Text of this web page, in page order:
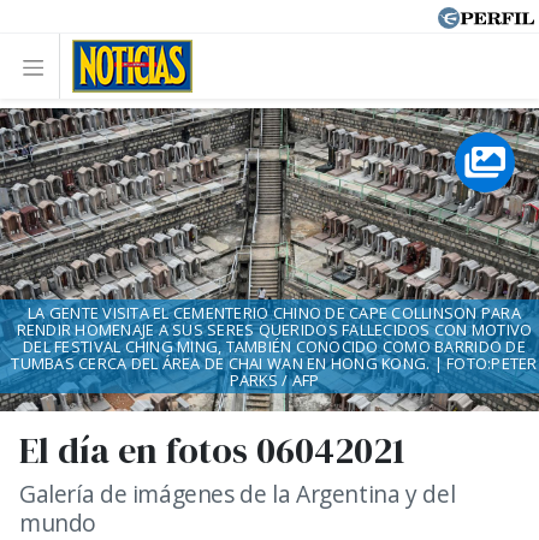
El día en fotos 06042021
Galería de imágenes de la Argentina y del
mundo
LA GENTE VISITA EL CEMENTERIO CHINO DE CAPE COLLINSON PARA
RENDIR HOMENAJE A SUS SERES QUERIDOS FALLECIDOS CON MOTIVO
DEL FESTIVAL CHING MING, TAMBIÉN CONOCIDO COMO BARRIDO DE
TUMBAS CERCA DEL ÁREA DE CHAI WAN EN HONG KONG. | FOTO:PETER
PARKS / AFP